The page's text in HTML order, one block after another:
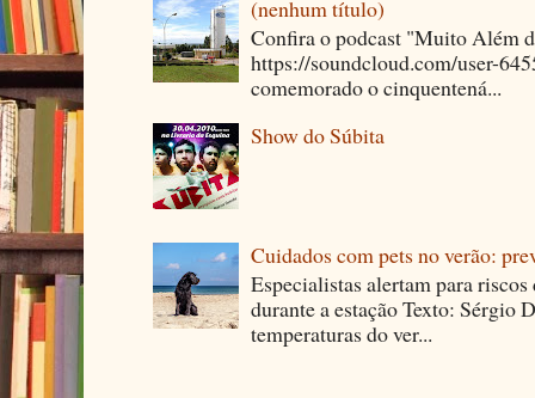
(nenhum título)
Confira o podcast "Muito Além
https://soundcloud.com/user-
comemorado o cinquentená...
Show do Súbita
Cuidados com pets no verão:
Especialistas alertam para
durante a estação Texto: Sérgio
temperaturas do ver...